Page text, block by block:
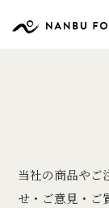
当社の商品やご
せ・ご意見・ご